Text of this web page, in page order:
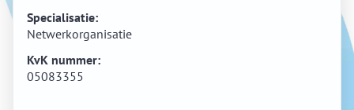
Specialisatie:
Netwerkorganisatie
KvK nummer:
05083355